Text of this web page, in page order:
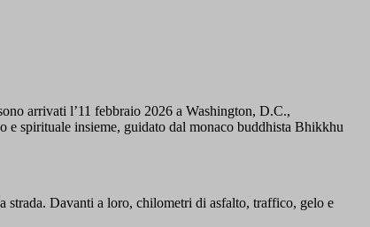
arrivati l’11 febbraio 2026 a Washington, D.C.,
spirituale insieme, guidato dal monaco buddhista Bhikkhu
strada. Davanti a loro, chilometri di asfalto, traffico, gelo e